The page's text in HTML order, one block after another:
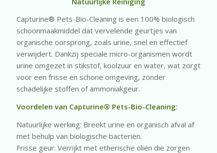
Capturine® Pets-Bio-Cleaning is een 100% biologisch
schoonmaakmiddel dat vervelende geurtjes van
organische oorsprong, zoals urine, snel en effectief
verwijdert. Dankzij speciale micro-organismen wordt
urine omgezet in stikstof, koolzuur en water, wat zorgt
voor een frisse en schone omgeving, zonder
schadelijke stoffen of ammoniakgeur.
Voordelen van Capturine® Pets-Bio-Cleaning:
Natuurlijke werking: Breekt urine en organisch afval af
met behulp van biologische bacteriën.
Frisse geur: Verrijkt met etherische oliën die zorgen